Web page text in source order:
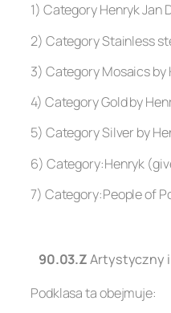
1) Category Henryk Jan
2) Category Stainless
3) Category Mosaics by
4) Category Gold by
5) Category Silver by
6) Category:Henryk
7) Category:People of
90.03.ZArtystyczny
Podklasa ta obejmuje: